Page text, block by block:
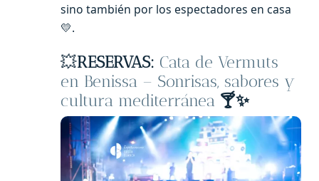
sino también por los espectadores en casa
💛.
💥RESERVAS: Cata de Vermuts
en Benissa – Sonrisas, sabores y
cultura mediterránea 🍸✨